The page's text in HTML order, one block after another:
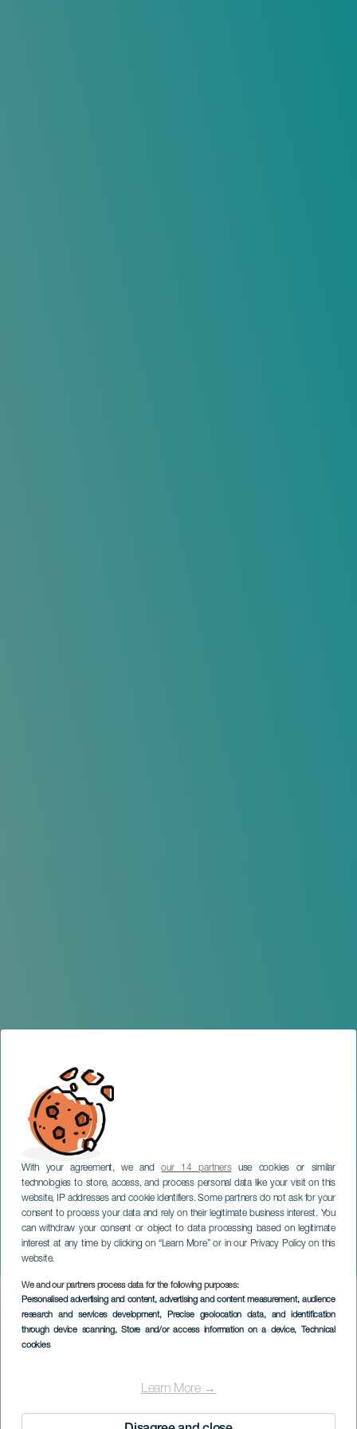
With your agreement, we andour 14 partnersuse cookies or similar
technologies to store, access, and process personal data like your visit on this
website, IP addresses and cookie identifiers. Some partners do not ask for your
consent to process your data and rely on their legitimate business interest. You
can withdraw your consent or object to data processing based on legitimate
interest at any time by clicking on “Learn More” or in our Privacy Policy on this
website.
We and our partners process data for the following purposes:
Personalised advertising and content, advertising and content measurement, audience
research and services development, Precise geolocation data, and identification
through device scanning, Store and/or access information on a device, Technical
cookies
Learn More →
Andy Timmons Band in
concerto
GRAN CANARIA
Imagen
Listado